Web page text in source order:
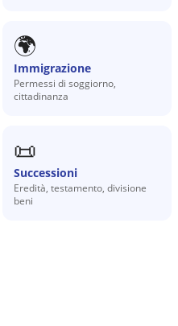
🌍
Immigrazione
Permessi di soggiorno,
cittadinanza
📜
Successioni
Eredità, testamento, divisione
beni